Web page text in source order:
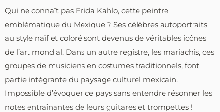
Qui ne connaît pas Frida Kahlo, cette peintre
emblématique du Mexique ? Ses célèbres autoportraits
au style naïf et coloré sont devenus de véritables icônes
de l’art mondial. Dans un autre registre, les mariachis, ces
groupes de musiciens en costumes traditionnels, font
partie intégrante du paysage culturel mexicain.
Impossible d’évoquer ce pays sans entendre résonner les
notes entraînantes de leurs guitares et trompettes !